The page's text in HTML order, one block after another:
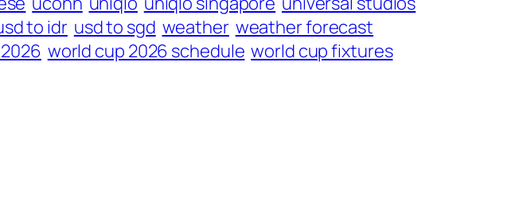
to idr usd to sgd weather weather forecast
world cup 2026 schedule world cup fixtures